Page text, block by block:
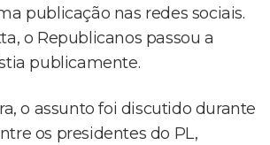
publicação nas redes sociais.
o Republicanos passou a
publicamente.
o assunto foi discutido durante
os presidentes do PL,